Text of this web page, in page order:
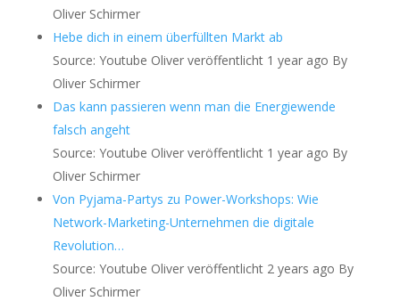
Oliver Schirmer
Hebe dich in einem überfüllten Markt ab
Source: Youtube Oliver veröffentlicht 1 year ago By
Oliver Schirmer
Das kann passieren wenn man die Energiewende
falsch angeht
Source: Youtube Oliver veröffentlicht 1 year ago By
Oliver Schirmer
Von Pyjama-Partys zu Power-Workshops: Wie
Network-Marketing-Unternehmen die digitale
Revolution…
Source: Youtube Oliver veröffentlicht 2 years ago By
Oliver Schirmer